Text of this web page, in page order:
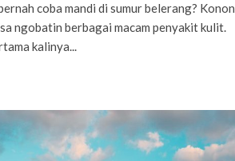
coba mandi di sumur belerang? Konon
ngobatin berbagai macam penyakit kulit.
kalinya...